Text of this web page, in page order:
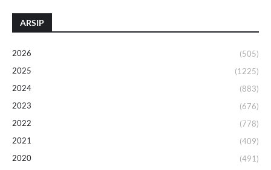
ARSIP
2026
(505)
2025
(1225)
2024
(883)
2023
(676)
2022
(778)
2021
(409)
2020
(491)